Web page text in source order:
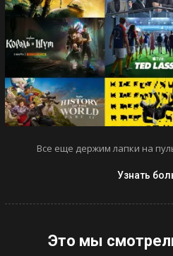
Все еще держим лапки на
Узнать
Это мы